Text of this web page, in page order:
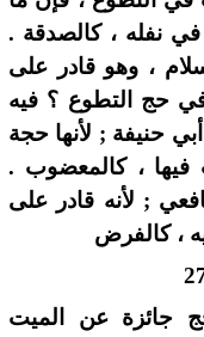
نفله ، كالصدقة .
، وهو قادر على
حج التطوع ؟ فيه
حنيفة ; لأنها حجة
فيها ، كالمعضوب .
; لأنه قادر على
، كالفرض
جائزة عن الميت